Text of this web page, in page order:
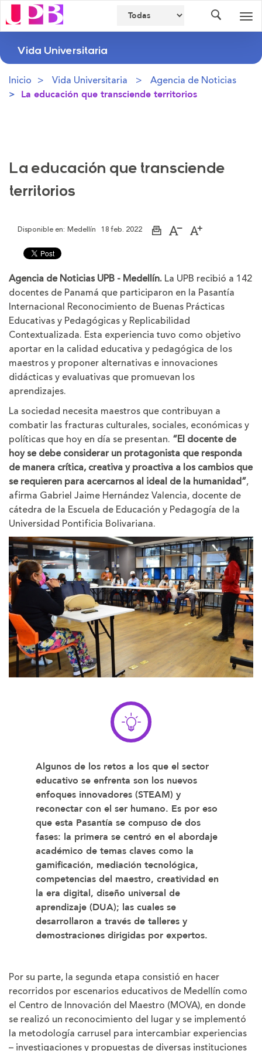
Vida Universitaria
Inicio Vida Universitaria Agencia de Noticias
La educación que transciende territorios
La educación que transciende
territorios
Disponible en: Medellín 18 feb. 2022
ImprimirAumentar
letra
Disminuir
letra
Agencia de Noticias UPB - Medellín. La UPB recibió a 142
docentes de Panamá que participaron en la Pasantía
Internacional Reconocimiento de Buenas Prácticas
Educativas y Pedagógicas y Replicabilidad
Contextualizada. Esta experiencia tuvo como objetivo
aportar en la calidad educativa y pedagógica de los
maestros y proponer alternativas e innovaciones
didácticas y evaluativas que promuevan los
aprendizajes.
La sociedad necesita maestros que contribuyan a
combatir las fracturas culturales, sociales, económicas y
políticas que hoy en día se presentan. “El docente de
hoy se debe considerar un protagonista que responda
de manera crítica, creativa y proactiva a los cambios que
se requieren para acercarnos al ideal de la humanidad”,
afirma Gabriel Jaime Hernández Valencia, docente de
cátedra de la Escuela de Educación y Pedagogía de la
Universidad Pontificia Bolivariana.
Algunos de los retos a los que el sector
educativo se enfrenta son los nuevos
enfoques innovadores (STEAM) y
reconectar con el ser humano. Es por eso
que esta Pasantía se compuso de dos
fases: la primera se centró en el abordaje
académico de temas claves como la
gamificación, mediación tecnológica,
competencias del maestro, creatividad en
la era digital, diseño universal de
aprendizaje (DUA); las cuales se
desarrollaron a través de talleres y
demostraciones dirigidas por expertos.
Por su parte, la segunda etapa consistió en hacer
recorridos por escenarios educativos de Medellín como
el Centro de Innovación del Maestro (MOVA), en donde
se realizó un reconocimiento del lugar y se implementó
la metodología carrusel para intercambiar experiencias
– investigaciones y propuestas de diversas instituciones